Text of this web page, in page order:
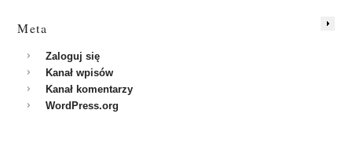
Meta
Zaloguj się
Kanał wpisów
Kanał komentarzy
WordPress.org